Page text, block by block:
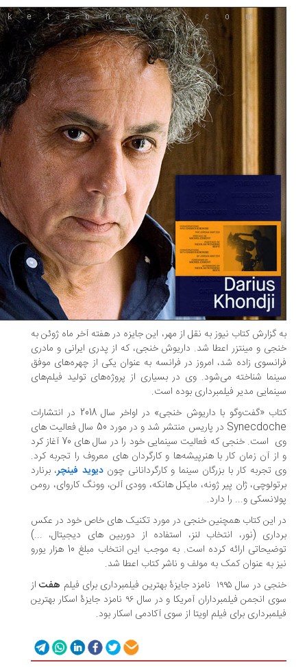
گزارش کتاب نیوز به نقل از مهر، این جایزه در هفته آخر ماه ژوئن به
و مینتزر اعطا شد. داریوش خنجی، که از پدری ایرانی و مادری
زاده شد، امروز در فرانسه به عنوان یکی از چهره‌های موفق
شناخته می‌شود. وی در بسیاری از پروژه‌های تولید فیلم‌های
مدیر فیلمبرداری بوده است.
کتاب «گفت‌وگو با داریوش خنجی» در اواخر سال 2018 در انتشارات
Synecdoche در پاریس منتشر شد و در مورد 50 سال فعالیت های
وی است. خنجی که فعالیت سینمایی خود را در سال های 70 آغاز کرد
آن زمان کار با هنرپیشه‌ها و کارگردان های معروف را تجربه کرد.
تجربه کار با بزرگان سینما و کارگردانانی چوندیوید فینچر، برنارد
ژان پیر ژونه، مایکل هانکه، وودی آلن، وونگ کاروای، رومن
و... را دارد.
این کتاب همچنین خنجی در مورد تکنیک های خاص خود در عکس
(نور، انتخاب لنز، استفاده از دوربین های دیجیتال، ...)
توضیحاتی ارائه کرده است. به موجب این انتخاب مبلغ 10 هزار یورو
به عنوان کمک به مولف و ناشر کتاب اعطا شد.
۱۹۹۵ نامزد جایزهٔ بهترین فیلمبرداری برای فیلم
هفتاز
سوی انجمن فیلمبرداران آمریکا و در سال ۹۶ نامزد جایزهٔ اسکار بهترین
برای فیلم اویتا از سوی آکادمی اسکار بود.